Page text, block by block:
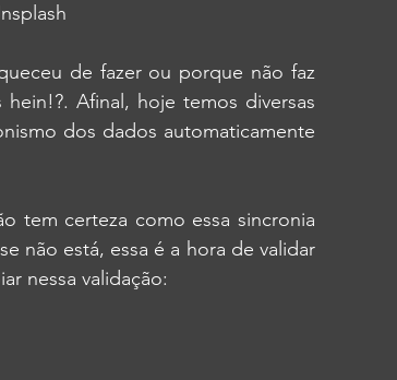
de fazer ou porque não faz
Afinal, hoje temos diversas
dos dados automaticamente
tem certeza como essa sincronia
não está, essa é a hora de validar
nessa validação: